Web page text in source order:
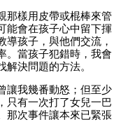
那樣用皮帶或棍棒來管
能會在孩子心中留下揮
孩子，與他們交流，
。當孩子犯錯時，我會
決問題的方法。
讓我幾番動怒；但至少
只有一次打了女兒一巴
那次事件讓本來已緊張